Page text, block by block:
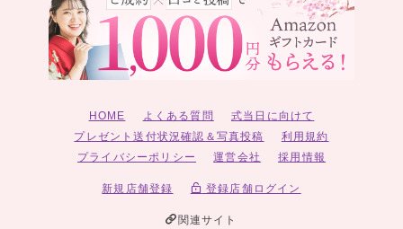
HOME よくある質問
式当日に向けて
プレゼント送付状況確認＆写真投稿
利用規約
プライバシーポリシー
運営会社 採用情報
新規店舗登録 登録店舗ログイン
関連サイト